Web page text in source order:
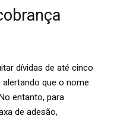
dívidas de até cinco
que o nome
entanto, para
de adesão,